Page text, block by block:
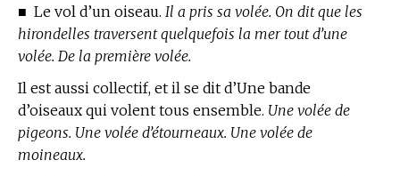
■ Le vol d’un oiseau. Il a pris sa volée. On dit que les
hirondelles traversent quelquefois la mer tout d’une
volée. De la première volée.
Il est aussi collectif, et il se dit d’Une bande
d’oiseaux qui volent tous ensemble. Une volée de
pigeons. Une volée d’étourneaux. Une volée de
moineaux.